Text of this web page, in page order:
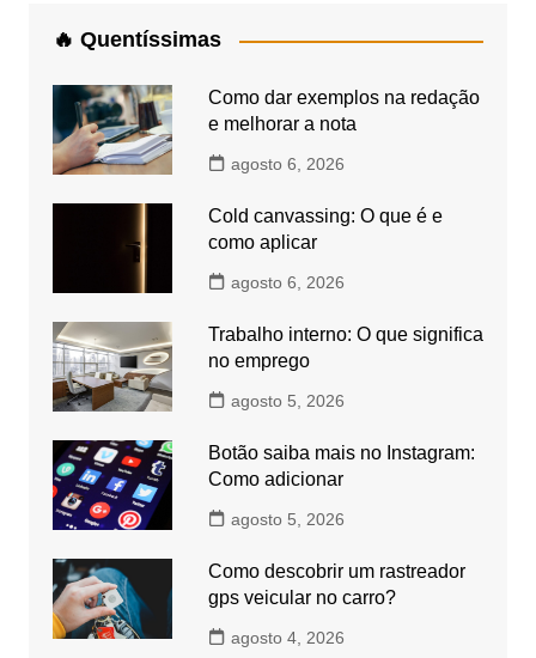
🔥 Quentíssimas
Como dar exemplos na redação
e melhorar a nota
agosto 6, 2026
Cold canvassing: O que é e
como aplicar
agosto 6, 2026
Trabalho interno: O que significa
no emprego
agosto 5, 2026
Botão saiba mais no Instagram:
Como adicionar
agosto 5, 2026
Como descobrir um rastreador
gps veicular no carro?
agosto 4, 2026